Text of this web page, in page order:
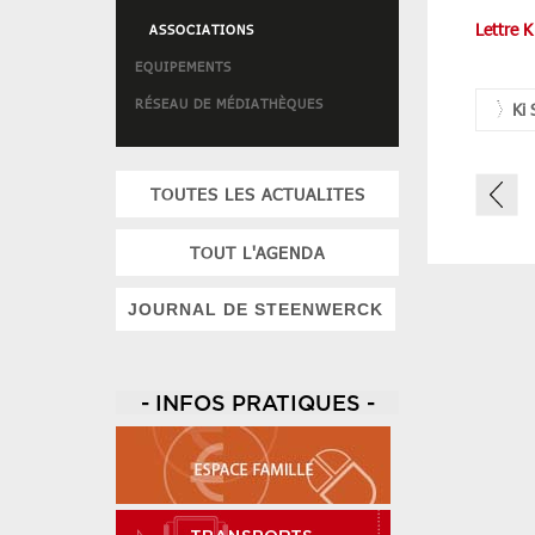
ASSOCIATIONS
EQUIPEMENTS
RÉSEAU DE MÉDIATHÈQUES
TOUTES LES ACTUALITES
TOUT L'AGENDA
JOURNAL DE STEENWERCK
- INFOS PRATIQUES -
Lettre K
Ki